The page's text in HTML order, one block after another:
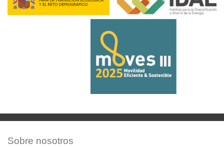
Sobre nosotros